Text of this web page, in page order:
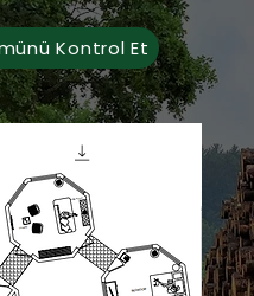
Kontrol Et